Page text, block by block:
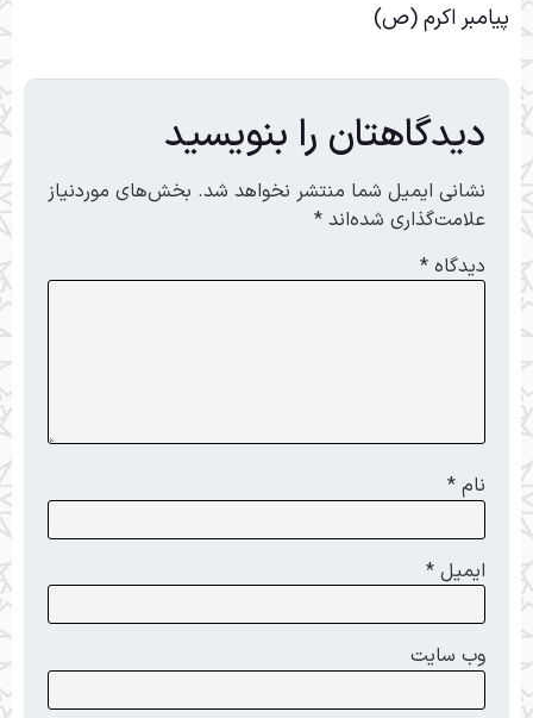
پیامبر اکرم (ص)
دیدگاهتان را بنویسید
نشانی ایمیل شما منتشر نخواهد شد. بخش‌های موردنیاز
علامت‌گذاری شده‌اند *
دیدگاه *
نام *
ایمیل *
وب‌ سایت